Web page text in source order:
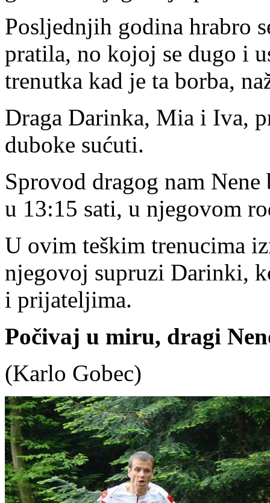
Posljednjih godina hrabro
pratila, no kojoj se dugo i
trenutka kad je ta borba,
Draga Darinka, Mia i Iva,
duboke sućuti.
Sprovod dragog nam
u 13:15 sati, u njegovom
U ovim teškim trenucima
njegovoj supruzi Darinki,
i prijateljima.
Počivaj u miru, dragi
(Karlo Gobec)